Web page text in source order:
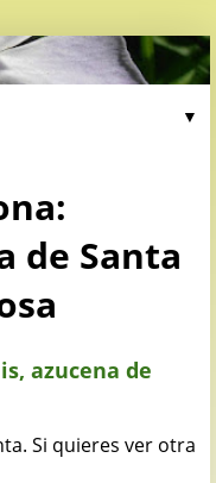
▼
de Santa
azucena de
Si quieres ver otra